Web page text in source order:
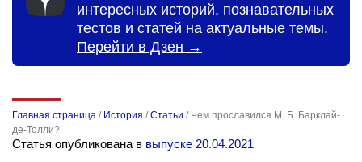
интересных историй, познавательных
тестов и статей на актуальные темы.
Перейти в Дзен →
Главная страница / История /Статьи / Чем прославился М. Б. Барклай-
де-Толли?
Статья опубликована в выпуске 20.04.2021